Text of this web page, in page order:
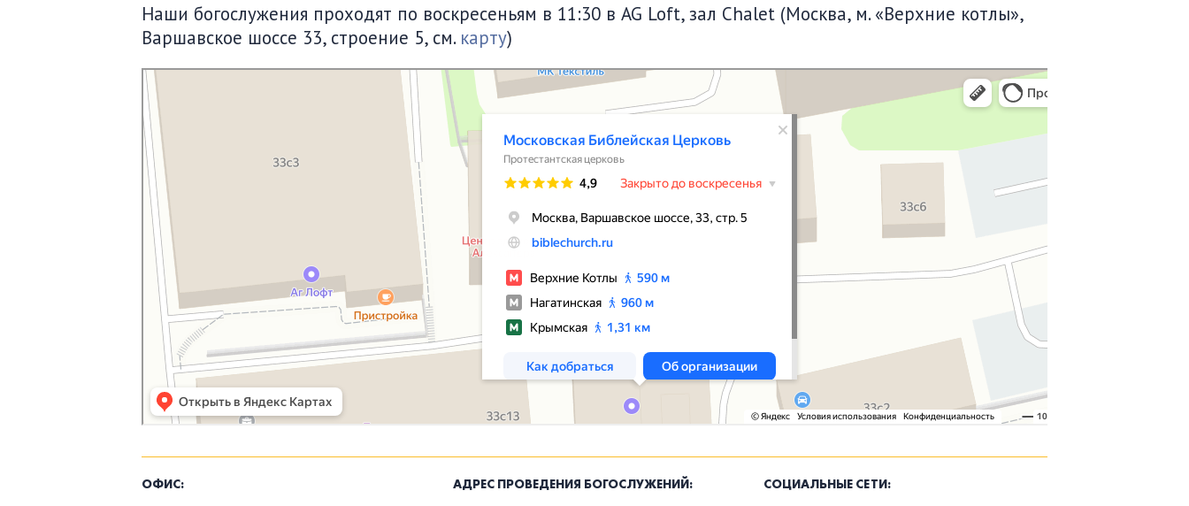
Наши богослужения проходят по воскресеньям в 11:30 в AG Loft, зал Chalet (Москва, м. «Верхние котлы»,
Варшавское шоссе 33, строение 5, см. карту)
Московская Библейская Церковь
Протестантская церковь в Москве
ОФИС: АДРЕС ПРОВЕДЕНИЯ БОГОСЛУЖЕНИЙ: СОЦИАЛЬНЫЕ СЕТИ: